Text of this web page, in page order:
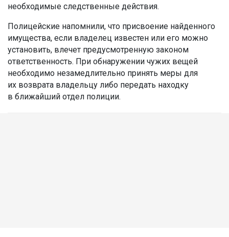
необходимые следственные действия.
Полицейские напомнили, что присвоение найденного
имущества, если владелец известен или его можно
установить, влечет предусмотренную законом
ответственность. При обнаружении чужих вещей
необходимо незамедлительно принять меры для
их возврата владельцу либо передать находку
в ближайший отдел полиции.